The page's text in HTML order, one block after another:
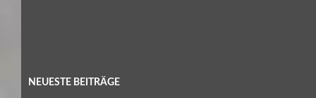
NEUESTE BEITRÄGE